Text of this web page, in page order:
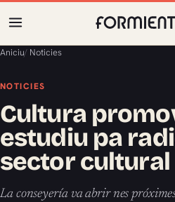
Aniciu/ Noticies
NOTICIES
Cultura
estudiu pa
sector cultural
La conseyería va abrir nes